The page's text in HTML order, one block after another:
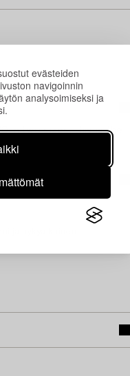
evästeiden
navigoinnin
analysoimiseksi ja
in two sizes, this is the